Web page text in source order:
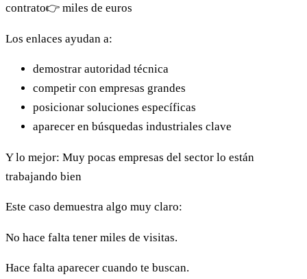
contrato👉 miles de euros
Los enlaces ayudan a:
demostrar autoridad técnica
competir con empresas grandes
posicionar soluciones específicas
aparecer en búsquedas industriales clave
Y lo mejor: Muy pocas empresas del sector lo están
trabajando bien
Este caso demuestra algo muy claro:
No hace falta tener miles de visitas.
Hace falta aparecer cuando te buscan.